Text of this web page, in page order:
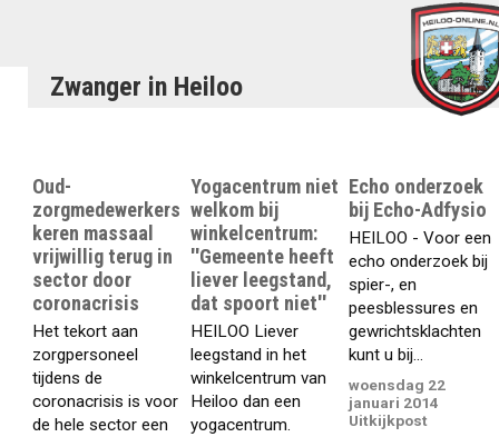
Zwanger in Heiloo
Oud-
zorgmedewerkers
keren massaal
vrijwillig terug in
sector door
coronacrisis
Het tekort aan
zorgpersoneel
tijdens de
coronacrisis is voor
de hele sector een
Yogacentrum niet
welkom bij
winkelcentrum:
''Gemeente heeft
liever leegstand,
dat spoort niet''
HEILOO Liever
leegstand in het
winkelcentrum van
Heiloo dan een
yogacentrum.
Echo onderzoek
bij Echo-Adfysio
HEILOO - Voor een
echo onderzoek bij
spier-, en
peesblessures en
gewrichtsklachten
kunt u bij...
woensdag 22
januari 2014
Uitkijkpost